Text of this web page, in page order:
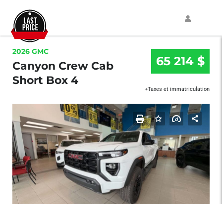
2026 GMC
Canyon Crew Cab
Short Box 4
65 214 $
+Taxes et immatriculation